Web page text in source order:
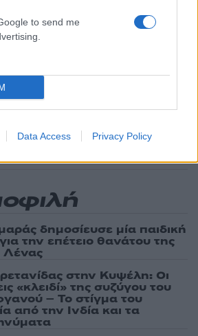
to send me
Data Access Privacy Policy
ΕΝΤΙ ΡΑΜΑ ΗΠΑ
στο
για όλη την ειδησεογραφία και τα
δημοσίευσε μία παιδική
την επέτειο θανάτου της
Λένας
στην Κυψέλη: Οι
«κλειδί» της συζύγου του
– Το στίγμα του
από την Ινδία και τα